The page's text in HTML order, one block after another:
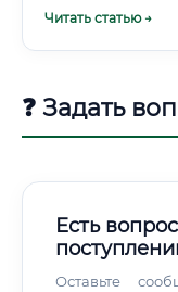
Читать статью →
❓ Задать
Есть
Оставьте